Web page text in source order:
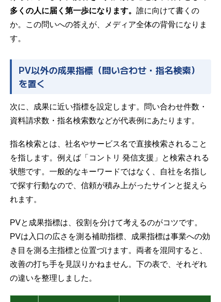
多くの人に届く第一歩になります。 誰に向けて書くの
か。この問いへの答えが、メディア全体の背骨になりま
す。
PV以外の成果指標（問い合わせ・指名検索）
を置く
次に、成果に近い指標を設定します。問い合わせ件数・
資料請求数・指名検索数などが代表例にあたります。
指名検索とは、社名やサービス名で直接検索されること
を指します。例えば「コントリ 発信支援」と検索される
状態です。一般的なキーワードではなく、自社を名指し
で探す行動なので、信頼が積み上がったサインと捉えら
れます。
PVと成果指標は、役割を分けて考えるのがコツです。
PVは入口の広さを測る補助指標、成果指標は事業への効
き目を測る主指標と位置づけます。両者を混同すると、
改善の打ち手を見誤りかねません。下の表で、それぞれ
の違いを整理しました。